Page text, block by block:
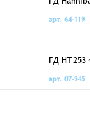
арт. 64-119
ГД HT-253
арт. 07-945